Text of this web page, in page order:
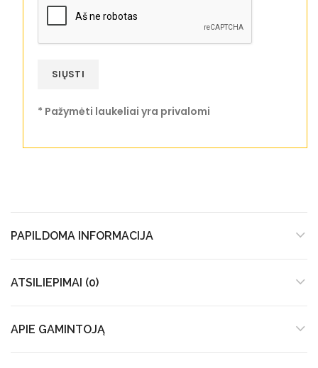
* Pažymėti laukeliai yra privalomi
PAPILDOMA INFORMACIJA
ATSILIEPIMAI (0)
APIE GAMINTOJĄ